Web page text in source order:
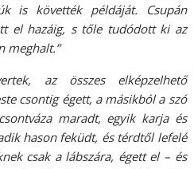
is követték példáját. Csupán
el hazáig, s tőle tudódott ki az
meghalt.”
az összes elképzelhető
csontig égett, a másikból a szó
maradt, egyik karja és
hason feküdt, és térdtől lefelé
csak a lábszára, égett el – és